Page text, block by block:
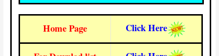
Home Page Click Here